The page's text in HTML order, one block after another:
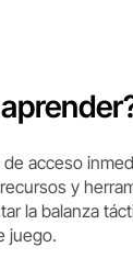
acceso
y
la balanza
juego.